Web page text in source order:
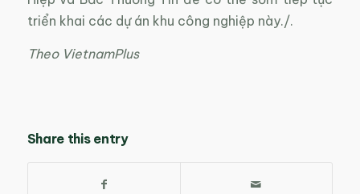
triển khai các dự án khu công nghiệp này./.
Theo VietnamPlus
Share this entry